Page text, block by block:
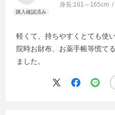
身長:161～165cm
軽くて、持ちやすくとても使
院時お財布、お薬手帳等慌て
ました。